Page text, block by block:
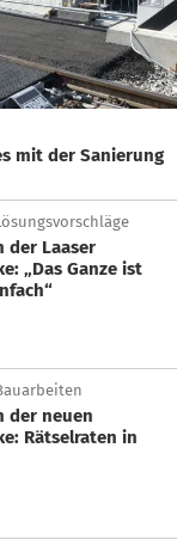
„Das Ganze ist
Rätselraten in